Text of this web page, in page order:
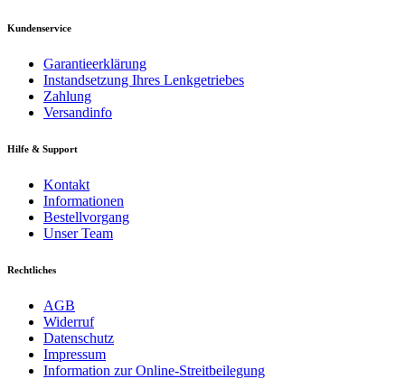
Kundenservice
Garantieerklärung
Instandsetzung Ihres Lenkgetriebes
Zahlung
Versandinfo
Hilfe & Support
Kontakt
Informationen
Bestellvorgang
Unser Team
Rechtliches
AGB
Widerruf
Datenschutz
Impressum
Information zur Online-Streitbeilegung